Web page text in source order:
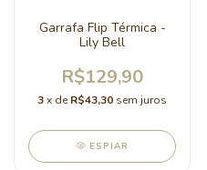
Garrafa Flip Térmica -
Lily Bell
R$129,90
3x de R$43,30 sem juros
ESPIAR